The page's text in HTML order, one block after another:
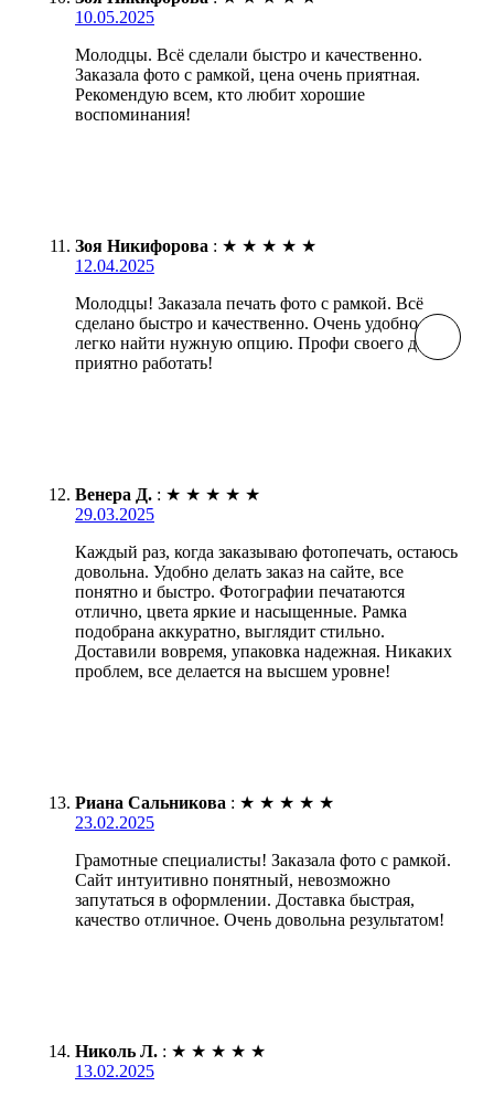
10.05.2025
Молодцы. Всё сделали быстро и качественно.
Заказала фото с рамкой, цена очень приятная.
Рекомендую всем, кто любит хорошие
воспоминания!
Зоя Никифорова : ★ ★ ★ ★ ★
12.04.2025
Молодцы! Заказала печать фото с рамкой. Всё
сделано быстро и качественно. Очень удобно,
легко найти нужную опцию. Профи своего дела,
приятно работать!
Венера Д. : ★ ★ ★ ★ ★
29.03.2025
Каждый раз, когда заказываю фотопечать, остаюсь
довольна. Удобно делать заказ на сайте, все
понятно и быстро. Фотографии печатаются
отлично, цвета яркие и насыщенные. Рамка
подобрана аккуратно, выглядит стильно.
Доставили вовремя, упаковка надежная. Никаких
проблем, все делается на высшем уровне!
Риана Сальникова : ★ ★ ★ ★ ★
23.02.2025
Грамотные специалисты! Заказала фото с рамкой.
Сайт интуитивно понятный, невозможно
запутаться в оформлении. Доставка быстрая,
качество отличное. Очень довольна результатом!
Николь Л. : ★ ★ ★ ★ ★
13.02.2025